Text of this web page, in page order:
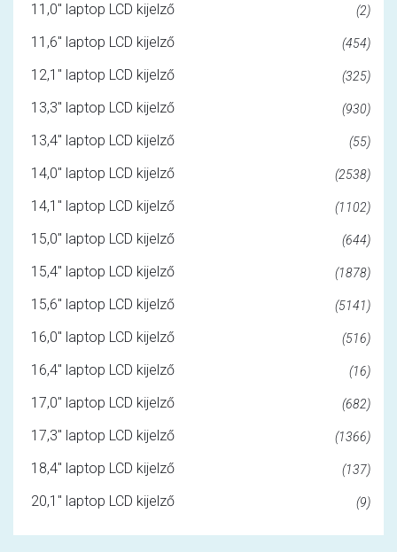
11,0" laptop LCD kijelző (2)
11,6" laptop LCD kijelző (454)
12,1" laptop LCD kijelző (325)
13,3" laptop LCD kijelző (930)
13,4" laptop LCD kijelző (55)
14,0" laptop LCD kijelző (2538)
14,1" laptop LCD kijelző (1102)
15,0" laptop LCD kijelző (644)
15,4" laptop LCD kijelző (1878)
15,6" laptop LCD kijelző (5141)
16,0" laptop LCD kijelző (516)
16,4" laptop LCD kijelző (16)
17,0" laptop LCD kijelző (682)
17,3" laptop LCD kijelző (1366)
18,4" laptop LCD kijelző (137)
20,1" laptop LCD kijelző (9)